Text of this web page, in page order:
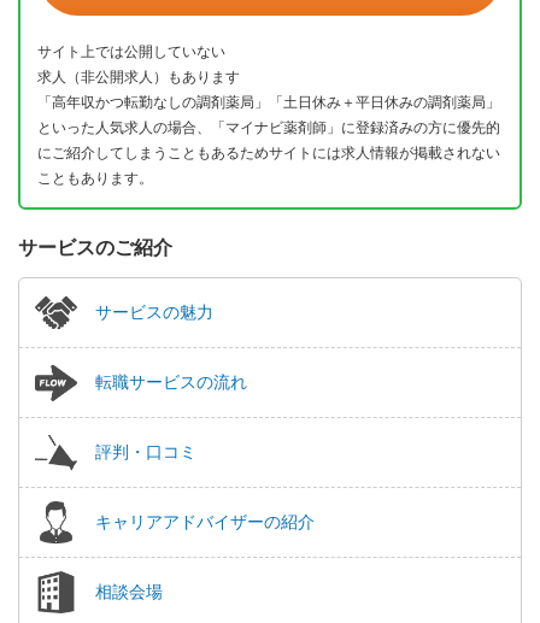
サイト上では公開していない
求人（非公開求人）もあります
「高年収かつ転勤なしの調剤薬局」「土日休み＋平日休みの調剤薬局」
といった人気求人の場合、「マイナビ薬剤師」に登録済みの方に優先的
にご紹介してしまうこともあるためサイトには求人情報が掲載されない
こともあります。
サービスのご紹介
サービスの魅力
転職サービスの流れ
評判・口コミ
キャリアアドバイザーの紹介
相談会場